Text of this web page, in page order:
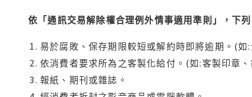
依「通訊交易解除權合理例外情事適用準則」，下
易於腐敗、保存期限較短或解約時即將逾期。(
依消費者要求所為之客製化給付。(如:客製印章
報紙、期刊或雜誌。